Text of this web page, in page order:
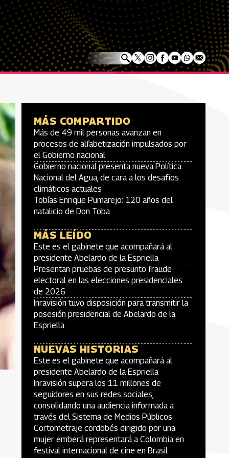
MÁS COMPARTIDO
Más de 49 mil personas avanzan en
procesos de alfabetización impulsados por
el Gobierno nacional
Gobierno nacional presenta nueva Política
Nacional del Agua, de cara a los desafíos
climáticos actuales
Tobías Enrique Pumarejo: 120 años del
natalicio de Don Toba
MÁS LEÍDO
Este es el gabinete que acompañará al
presidente Abelardo de la Espriella
Presentan pruebas de presunto fraude
electoral en las elecciones presidenciales
de 2026
Inravisión tuvo disposición para transmitir la
posesión presidencial de Abelardo de la
Espriella
NUEVAS HISTORIAS
Este es el gabinete que acompañará al
presidente Abelardo de la Espriella
Inravisión supera los 11 millones de
seguidores en sus redes sociales,
consolidando una audiencia informada a
través del Sistema de Medios Públicos
Cortometraje cordobés dirigido por una
mujer emberá representará a Colombia en
festival internacional de cine en Brasil